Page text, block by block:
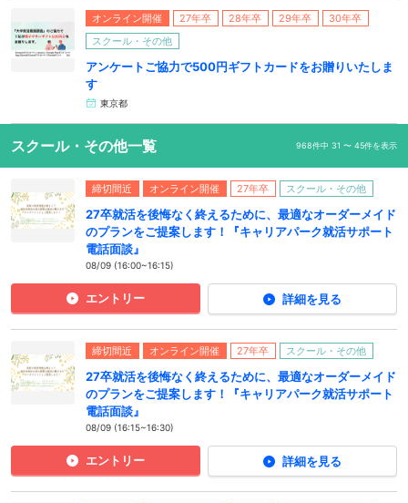
オンライン開催 27年卒 28年卒 29年卒
30年卒
スクール・その他
アンケートご協力で500円ギフトカードをお贈りいたしま
す
東京都
スクール・その他一覧 968件中 31 〜 45件を表示
締切間近 オンライン開催 27年卒 スクール・その他
27卒就活を後悔なく終えるために、最適なオーダーメイド
のプランをご提案します！『キャリアパーク就活サポート
電話面談』
08/09 (16:00~16:15)
エントリー 詳細を見る
締切間近 オンライン開催 27年卒 スクール・その他
27卒就活を後悔なく終えるために、最適なオーダーメイド
のプランをご提案します！『キャリアパーク就活サポート
電話面談』
08/09 (16:15~16:30)
エントリー 詳細を見る